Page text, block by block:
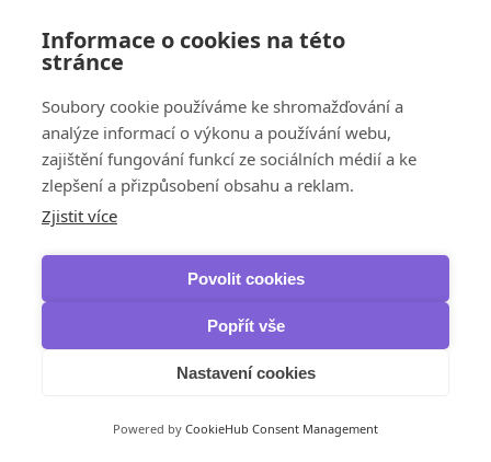
Driver Updater
Business
Ashampoo
CCleaner
Professional Android
Professional Plus
Professional
IObit
Smart Game Booster
Uninstaller Pro
Panda Security
Dome CleanUp
Avast
SecureLine VPN
Informace o cookies na této
stránce
Soubory cookie používáme ke shromažďování a
analýze informací o výkonu a používání webu,
zajištění fungování funkcí ze sociálních médií a ke
zlepšení a přizpůsobení obsahu a reklam.
Zjistit více
Povolit cookies
Popřít vše
Nastavení cookies
Powered by CookieHub Consent Management